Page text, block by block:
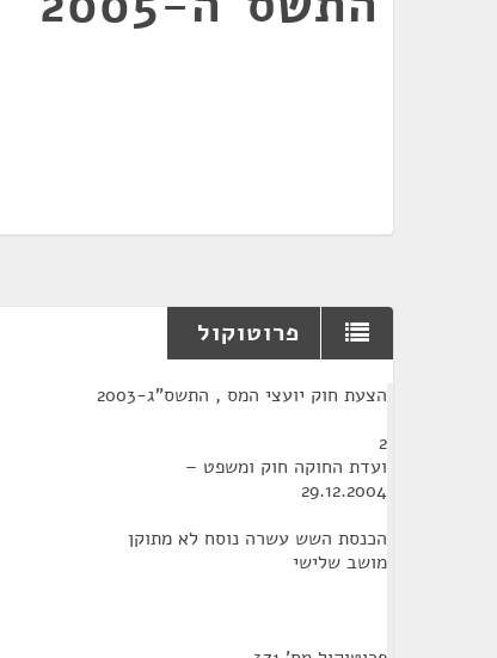
פרוטוקול
הצעת חוק יועצי המס , התשס"ג-2003
2
ועדת החוקה חוק ומשפט –
29.12.2004
הכנסת השש עשרה נוסח לא מתוקן
מושב שלישי